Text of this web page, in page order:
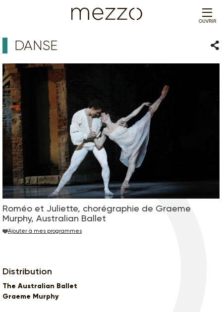
OUVRIR
DANSE
Roméo et Juliette, chorégraphie de Graeme
Murphy, Australian Ballet
Ajouter à mes programmes
Distribution
The Australian Ballet
Graeme Murphy